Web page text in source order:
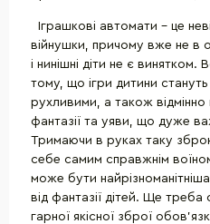
Іграшкові автомати - це
війнушки, причому вже не в
і нинішні діти не є винятком.
тому, що ігри дитини стануть
рухливими, а також
фантазії та уяви, що дуже
Тримаючи в руках таку
себе самим справжнім
може бути
від фантазії дітей. Ще
гарної якісної зброї